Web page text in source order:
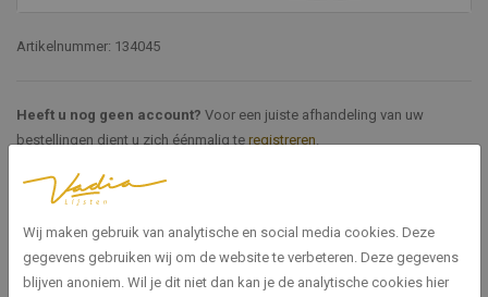
Artikelnummer: 134045
Heeft u nog geen account? Voor een juiste afhandeling van uw
bestellingen dient u zich éénmalig teregistreren.
Specificaties
Artikelnummer 134045
Wij maken gebruik van analytische en social media cookies. Deze
gegevens gebruiken wij om de website te verbeteren. Deze gegevens
blijven anoniem. Wil je dit niet dan kan je de analytische cookies hier